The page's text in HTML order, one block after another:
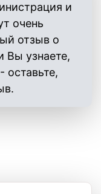
и
очень
отзыв о
Вы узнаете,
оставьте,